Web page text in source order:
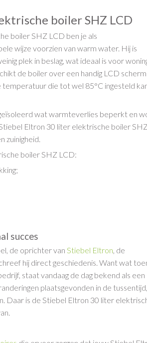
boiler SHZ LCD
boiler SHZ LCD ben je als
wijze voorzien van warm water. Hij is
plek in beslag, wat ideaal is voor
de boiler over een handig LCD scherm
temperatuur die tot wel 85°C ingesteld
wat warmteverlies beperkt en
Eltron 30 liter elektrische boiler
zuinigheid.
boiler SHZ LCD:
succes
de oprichter vanStiebel Eltron, de
hij direct geschiedenis. Want wat
staat vandaag de dag bekend als een
plaatsgevonden in de tussentijd,
Daar is de Stiebel Eltron 30 liter